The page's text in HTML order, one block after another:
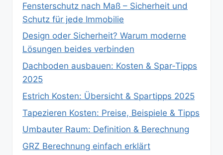
Fensterschutz nach Maß – Sicherheit und
Schutz für jede Immobilie
Design oder Sicherheit? Warum moderne
Lösungen beides verbinden
Dachboden ausbauen: Kosten & Spar‑Tipps
2025
Estrich Kosten: Übersicht & Spartipps 2025
Tapezieren Kosten: Preise, Beispiele & Tipps
Umbauter Raum: Definition & Berechnung
GRZ Berechnung einfach erklärt